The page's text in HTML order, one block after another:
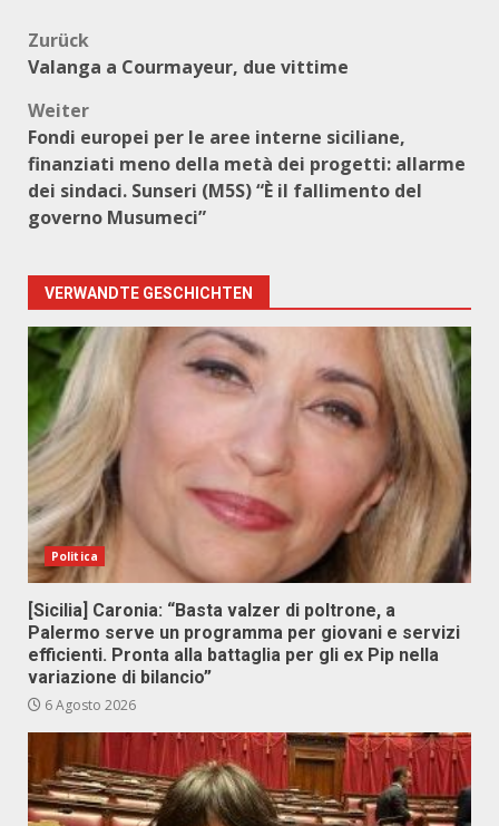
Beitragsnavigation
Zurück
Valanga a Courmayeur, due vittime
Weiter
Fondi europei per le aree interne siciliane,
finanziati meno della metà dei progetti: allarme
dei sindaci. Sunseri (M5S) “È il fallimento del
governo Musumeci”
VERWANDTE GESCHICHTEN
Politica
[Sicilia] Caronia: “Basta valzer di poltrone, a
Palermo serve un programma per giovani e servizi
efficienti. Pronta alla battaglia per gli ex Pip nella
variazione di bilancio”
6 Agosto 2026